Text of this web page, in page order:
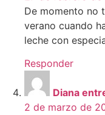
De momento no
verano cuando
leche con
Responder
Diana
2 de marzo de